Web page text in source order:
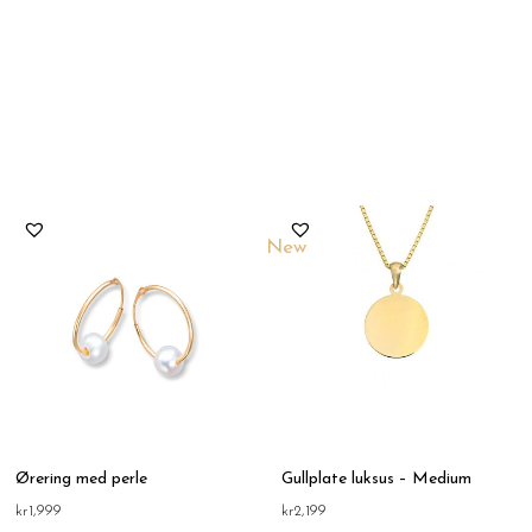
Ørering med perle
kr1,999
New
Gullplate luksus – Medium
kr2,199